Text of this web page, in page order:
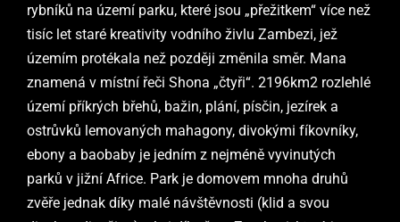
rybníků na území parku, které jsou „přežitkem“ více než
tisíc let staré kreativity vodního živlu Zambezi, jež
územím protékala než později změnila směr. Mana
znamená v místní řeči Shona „čtyři“. 2196km2 rozlehlé
území příkrých břehů, bažin, plání, písčin, jezírek a
ostrůvků lemovaných mahagony, divokými fíkovníky,
ebony a baobaby je jedním z nejméně vyvinutých
parků v jižní Africe. Park je domovem mnoha druhů
zvěře jednak díky malé návštěvnosti (klid a svou